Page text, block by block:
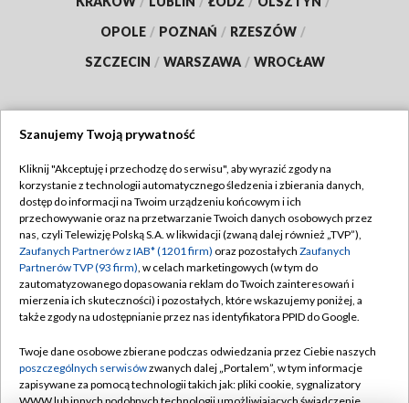
OPOLE / POZNAŃ / RZESZÓW /
SZCZECIN / WARSZAWA / WROCŁAW
TVP
Abonament TVP
Emisja w TVP
Centrum informacji TVP
Naziemna Telewizja Cyfrowa
Rada Programowa
System NOS
Regulamin TVP
Polityka prywatności
Moje zgody
Pomoc
Kontakt
Szanujemy Twoją prywatność
Kliknij "Akceptuję i przechodzę do serwisu", aby wyrazić zgody na
korzystanie z technologii automatycznego śledzenia i zbierania danych,
dostęp do informacji na Twoim urządzeniu końcowym i ich
przechowywanie oraz na przetwarzanie Twoich danych osobowych przez
nas, czyli Telewizję Polską S.A. w likwidacji (zwaną dalej również „TVP”),
Zaufanych Partnerów z IAB* (1201 firm) oraz pozostałych Zaufanych
Partnerów TVP (93 firm), w celach marketingowych (w tym do
zautomatyzowanego dopasowania reklam do Twoich zainteresowań i
mierzenia ich skuteczności) i pozostałych, które wskazujemy poniżej, a
także zgody na udostępnianie przez nas identyfikatora PPID do Google.
Twoje dane osobowe zbierane podczas odwiedzania przez Ciebie naszych
poszczególnych serwisówzwanych dalej „Portalem”, w tym informacje
zapisywane za pomocą technologii takich jak: pliki cookie, sygnalizatory